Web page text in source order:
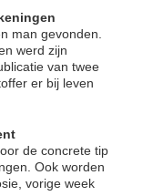
man gevonden.
werd zijn
van twee
er bij leven
de concrete tip
Ook worden
vorige week